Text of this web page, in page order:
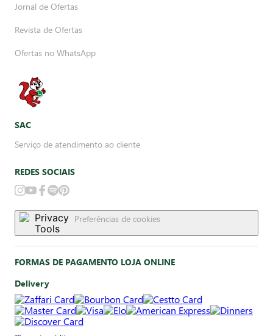
Jornal de Ofertas
Revista de Ofertas
Ofertas no WhatsApp
SAC
Serviço de atendimento ao cliente
REDES SOCIAIS
Preferências de cookies
FORMAS DE PAGAMENTO LOJA ONLINE
Delivery